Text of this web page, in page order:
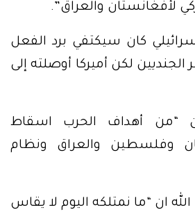
لأفغانستان والعراق”.
كان سيكتفي برد الفعل
الجنديين لكن أميركا أوصلته إلى
ان “من أهداف الحرب اسقاط
وفلسطين والعراق ونظام
ان “ما نمتلكه اليوم لا يقاس